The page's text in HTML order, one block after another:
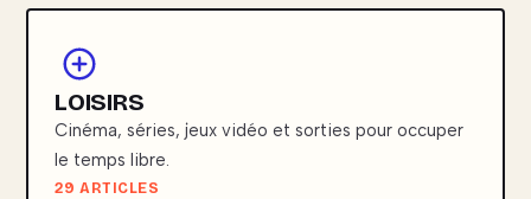
LOISIRS
Cinéma, séries, jeux vidéo et sorties pour occuper
le temps libre.
29 ARTICLES